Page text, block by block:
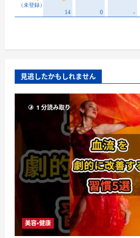
見逃したかもしれません
1 分読み取り
美容・健康